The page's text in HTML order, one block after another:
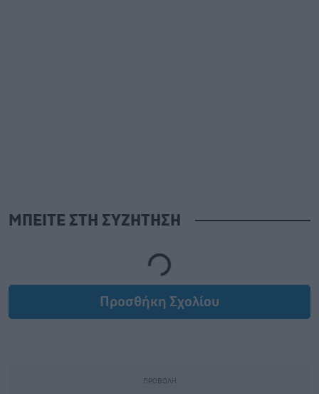
ΜΠΕΙΤΕ ΣΤΗ ΣΥΖΗΤΗΣΗ
Loading...
Προσθήκη Σχολίου